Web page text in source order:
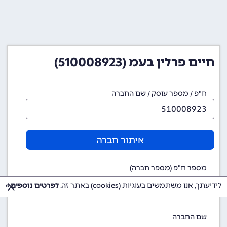
חיים פרלין בעמ (510008923)
ח"פ / מספר עוסק / שם החברה
איתור חברה
מספר ח"פ (מספר חברה)
510008923
שם החברה
לידיעתך, אנו משתמשים בעוגיות (cookies) באתר זה. לפרטים נוספים »